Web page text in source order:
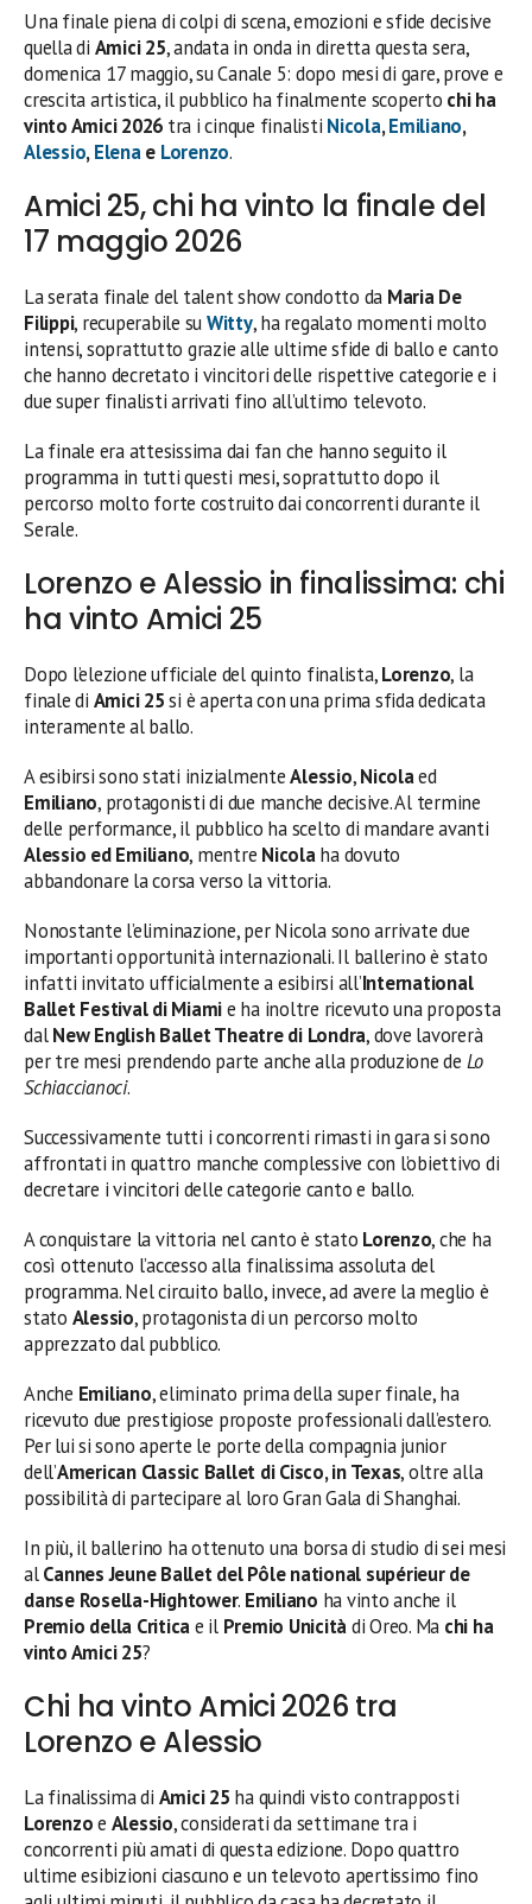
Una finale piena di colpi di scena, emozioni e sfide decisive
quella di Amici 25, andata in onda in diretta questa sera,
domenica 17 maggio, su Canale 5: dopo mesi di gare, prove e
crescita artistica, il pubblico ha finalmente scoperto chi ha
vinto Amici 2026 tra i cinque finalisti Nicola,Emiliano,
Alessio,Elenae Lorenzo.
Amici 25, chi ha vinto la finale del
17 maggio 2026
La serata finale del talent show condotto da Maria De
Filippi, recuperabile suWitty, ha regalato momenti molto
intensi, soprattutto grazie alle ultime sfide di ballo e canto
che hanno decretato i vincitori delle rispettive categorie e i
due super finalisti arrivati fino all’ultimo televoto.
La finale era attesissima dai fan che hanno seguito il
programma in tutti questi mesi, soprattutto dopo il
percorso molto forte costruito dai concorrenti durante il
Serale.
Lorenzo e Alessio in finalissima: chi
ha vinto Amici 25
Dopo l’elezione ufficiale del quinto finalista,Lorenzo, la
finale di Amici 25si è aperta con una prima sfida dedicata
interamente al ballo.
A esibirsi sono stati inizialmenteAlessio,Nicolaed
Emiliano, protagonisti di due manche decisive. Al termine
delle performance, il pubblico ha scelto di mandare avanti
Alessio ed Emiliano, mentre Nicolaha dovuto
abbandonare la corsa verso la vittoria.
Nonostante l’eliminazione, per Nicola sono arrivate due
importanti opportunità internazionali. Il ballerino è stato
infatti invitato ufficialmente a esibirsi all’International
Ballet Festival di Miamie ha inoltre ricevuto una proposta
dalNew English Ballet Theatre di Londra, dove lavorerà
per tre mesi prendendo parte anche alla produzione de Lo
Schiaccianoci.
Successivamente tutti i concorrenti rimasti in gara si sono
affrontati in quattro manche complessive con l’obiettivo di
decretare i vincitori delle categorie canto e ballo.
A conquistare la vittoria nel canto è stato Lorenzo, che ha
così ottenuto l’accesso alla finalissima assoluta del
programma. Nel circuito ballo, invece, ad avere la meglio è
stato Alessio, protagonista di un percorso molto
apprezzato dal pubblico.
Anche Emiliano, eliminato prima della super finale, ha
ricevuto due prestigiose proposte professionali dall’estero.
Per lui si sono aperte le porte della compagnia junior
dell’American Classic Ballet di Cisco, in Texas, oltre alla
possibilità di partecipare al loro Gran Gala di Shanghai.
In più, il ballerino ha ottenuto una borsa di studio di sei mesi
alCannes Jeune Ballet del Pôle national supérieur de
danse Rosella-Hightower. Emiliano ha vinto anche il
Premio della Criticae il Premio Unicitàdi Oreo. Ma chi ha
vinto Amici 25?
Chi ha vinto Amici 2026 tra
Lorenzo e Alessio
La finalissima di Amici 25 ha quindi visto contrapposti
Lorenzoe Alessio, considerati da settimane tra i
concorrenti più amati di questa edizione. Dopo quattro
ultime esibizioni ciascuno e un televoto apertissimo fino